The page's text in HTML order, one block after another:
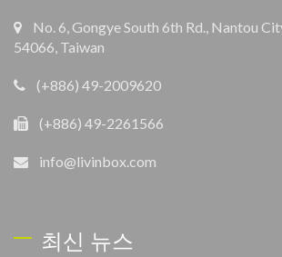
No. 6, Gongye South 6th Rd., Nantou
54066, Taiwan
(+886) 49-2009620
(+886) 49-2261566
info@livinbox.com
최신 뉴스